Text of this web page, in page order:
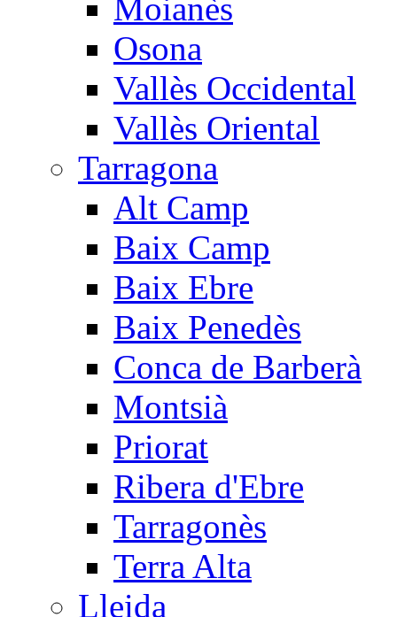
Moianès
Osona
Vallès Occidental
Vallès Oriental
Tarragona
Alt Camp
Baix Camp
Baix Ebre
Baix Penedès
Conca de Barberà
Montsià
Priorat
Ribera d'Ebre
Tarragonès
Terra Alta
Lleida